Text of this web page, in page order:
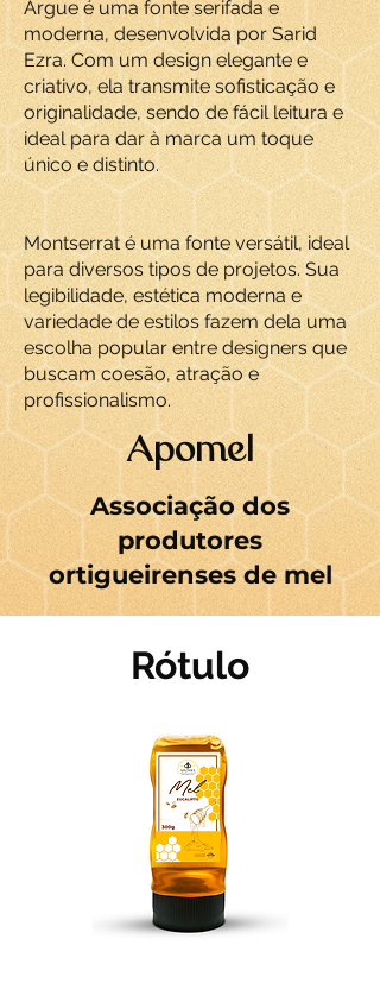
Argue é uma fonte serifada e
moderna, desenvolvida por Sarid
Ezra. Com um design elegante e
criativo, ela transmite sofisticação e
originalidade, sendo de fácil leitura e
ideal para dar à marca um toque
único e distinto.
Montserrat é uma fonte versátil, ideal
para diversos tipos de projetos. Sua
legibilidade, estética moderna e
variedade de estilos fazem dela uma
escolha popular entre designers que
buscam coesão, atração e
profissionalismo.
Apomel
Associação dos
produtores
ortigueirenses de mel
Rótulo